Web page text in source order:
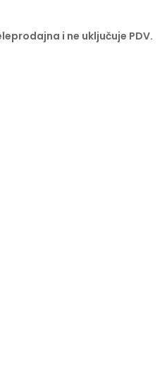
i ne uključuje PDV.